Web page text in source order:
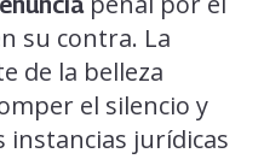
su contra. La
de la belleza
el silencio y
instancias jurídicas